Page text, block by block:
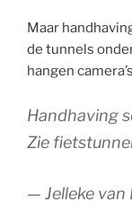
Maar
de tunnels
hangen
Handhaving
Zie
— Jelleke van